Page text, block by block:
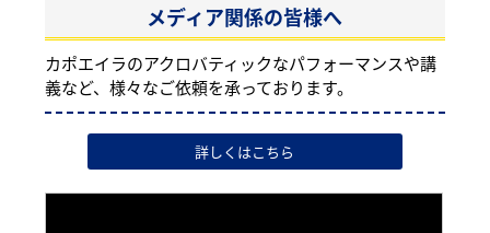
メディア関係の皆様へ
カポエイラのアクロバティックなパフォーマンスや講
義など、様々なご依頼を承っております。
詳しくはこちら